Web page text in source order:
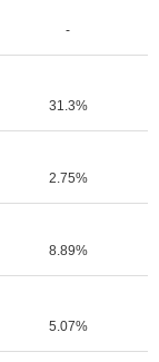
-
31.3%
2.75%
8.89%
5.07%